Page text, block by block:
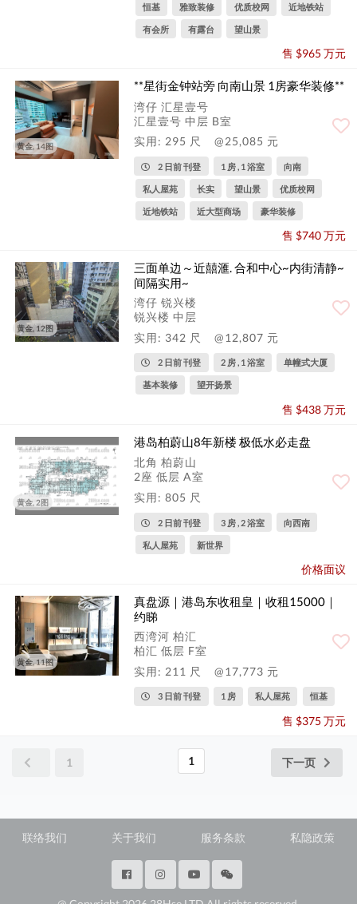
恒基 雅致装修 优质校网 近地铁站
有会所 有露台 望山景
售 $965 万元
黄金, 14图
**星街金钟站旁 向南山景 1房豪华装修**
湾仔 汇星壹号
汇星壹号 中层 B室
实用: 295 尺
@25,085 元
2 日前 刊登 1 房 , 1 浴室 向南
私人屋苑 长实 望山景 优质校网
近地铁站 近大型商场 豪华装修
售 $740 万元
黄金, 12图
三面单边～近囍滙. 合和中心~内街清静~
间隔实用~
湾仔 锐兴楼
锐兴楼 中层
实用: 342 尺
@12,807 元
2 日前 刊登 2 房 , 1 浴室 单幢式大厦
基本装修 望开扬景
售 $438 万元
黄金, 2图
港岛柏蔚山8年新楼 极低水必走盘
北角 柏蔚山
2座 低层 A室
实用: 805 尺
2 日前 刊登 3 房 , 2 浴室 向西南
私人屋苑 新世界
价格面议
黄金, 11图
真盘源｜港岛东收租皇｜收租15000｜
约睇
西湾河 柏汇
柏汇 低层 F室
实用: 211 尺
@17,773 元
3 日前 刊登 1 房 私人屋苑 恒基
售 $375 万元
1 1 下一页
联络我们 关于我们 服务条款 私隐政策